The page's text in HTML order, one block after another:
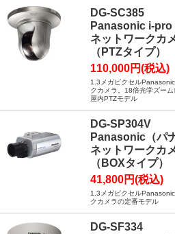
DG-SC385
Panasonic i-pro
ネットワークカ
（PTZタイプ）
110,000円(税込)
1.3メガピクセル
クカメラ。18倍光学ズー
屋内PTZモデル
DG-SP304V
Panasonic（パ
ネットワークカ
（BOXタイプ）
41,800円(税込)
1.3メガピクセル
クカメラの定番モデル
DG-SF334